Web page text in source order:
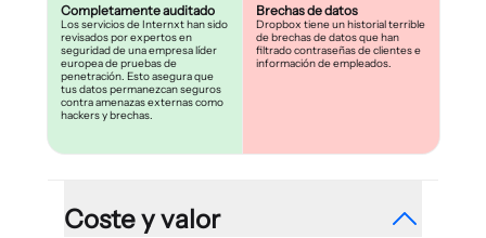
Completamente auditado
Los servicios de Internxt han sido
revisados por expertos en
seguridad de una empresa líder
europea de pruebas de
penetración. Esto asegura que
tus datos permanezcan seguros
contra amenazas externas como
hackers y brechas.
Brechas de datos
Dropbox tiene un historial terrible
de brechas de datos que han
filtrado contraseñas de clientes e
información de empleados.
Coste y valor